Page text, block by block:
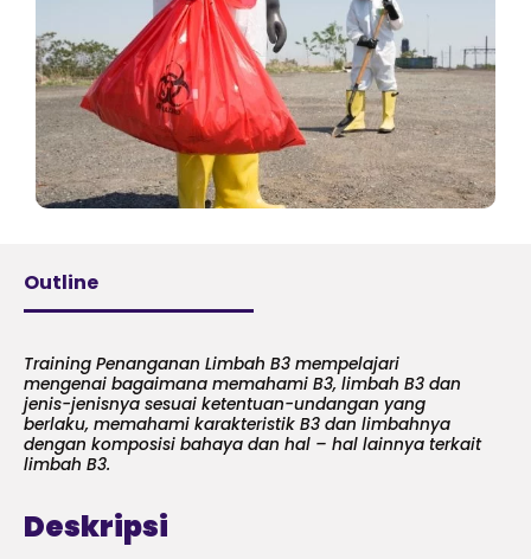
Outline
Training Penanganan Limbah B3 mempelajari
mengenai bagaimana memahami B3, limbah B3 dan
jenis-jenisnya sesuai ketentuan-undangan yang
berlaku, memahami karakteristik B3 dan limbahnya
dengan komposisi bahaya dan hal – hal lainnya terkait
limbah B3.
Deskripsi